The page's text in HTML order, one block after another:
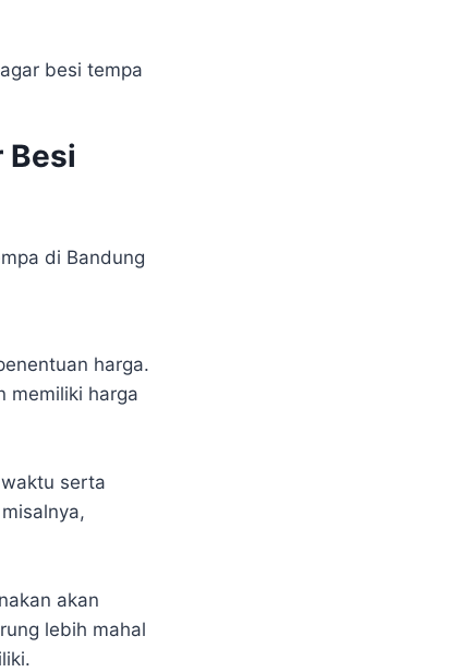
besi tempa
Besi
di Bandung
harga.
memiliki harga
serta
akan
lebih mahal